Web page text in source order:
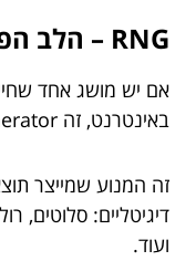
RNG – הלב הפועם של ״מזל״ דיגיטלי
אם יש מושג אחד
באינטרנט, זה RNG – Random Number Generator.
זה המנוע שמייצר
דיגיטליים: סלוטים,
ועוד.